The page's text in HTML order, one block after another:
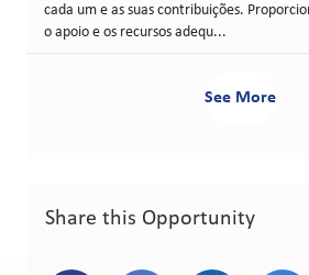
cada um e as suas contribuições.
o apoio e os recursos adequ...
See More
Share this Opportunity